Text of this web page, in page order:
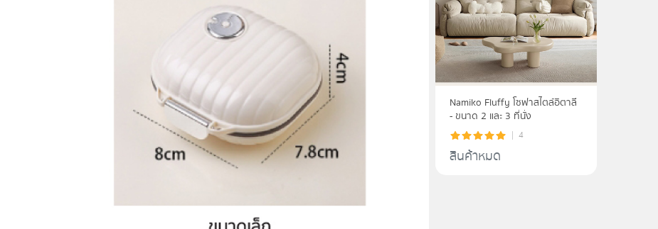
Namiko Fluffy โซฟาสไตล์อิตาลี
- ขนาด 2 และ 3 ที่นั่ง
4
สินค้าหมด